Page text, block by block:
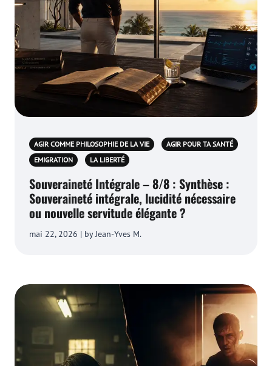
AGIR COMME PHILOSOPHIE DE LA VIE
AGIR POUR TA SANTÉ
EMIGRATION
LA LIBERTÉ
Souveraineté Intégrale – 8/8 : Synthèse :
Souveraineté intégrale, lucidité nécessaire
ou nouvelle servitude élégante ?
mai 22, 2026 | by Jean-Yves M.